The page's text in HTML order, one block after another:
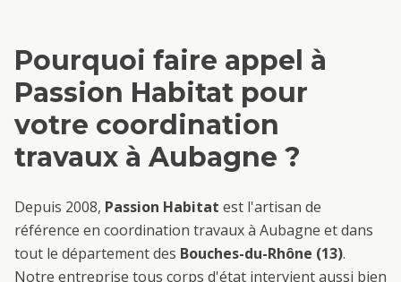
Pourquoi faire appel à
Passion Habitat pour
votre coordination
travaux à Aubagne ?
Depuis 2008, Passion Habitat est l'artisan de
référence en coordination travauxà Aubagne et dans
tout le département des Bouches-du-Rhône (13).
Notre entreprise tous corps d'état intervient aussi bien